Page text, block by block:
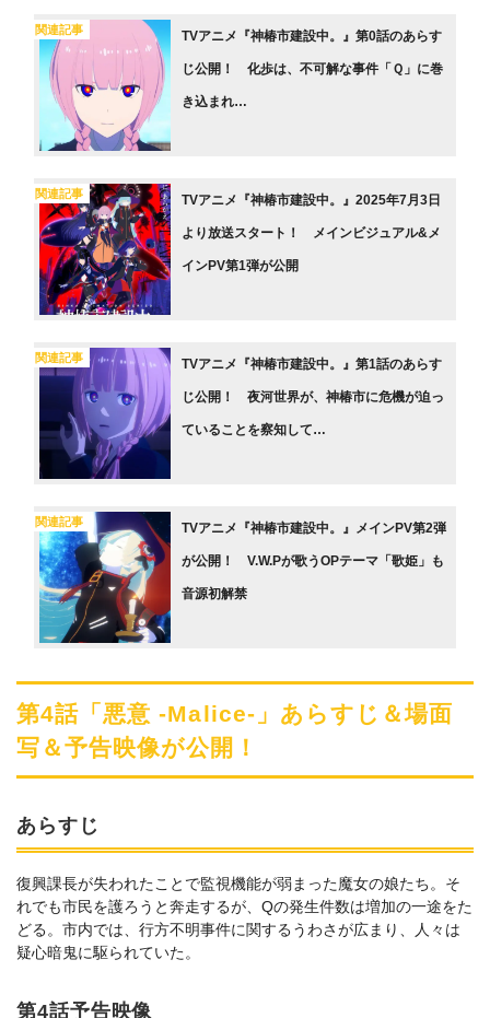
関連記事 TVアニメ『神椿市建設中。』第0話のあらす
じ公開！ 化歩は、不可解な事件「Ｑ」に巻
き込まれ…
関連記事 TVアニメ『神椿市建設中。』2025年7月3日
より放送スタート！ メインビジュアル&メ
インPV第1弾が公開
関連記事 TVアニメ『神椿市建設中。』第1話のあらす
じ公開！ 夜河世界が、神椿市に危機が迫っ
ていることを察知して…
関連記事 TVアニメ『神椿市建設中。』メインPV第2弾
が公開！ V.W.Pが歌うOPテーマ「歌姫」も
音源初解禁
第4話「悪意 -Malice-」あらすじ＆場面
写＆予告映像が公開！
あらすじ
復興課長が失われたことで監視機能が弱まった魔女の娘たち。そ
れでも市民を護ろうと奔走するが、Qの発生件数は増加の一途をた
どる。市内では、行方不明事件に関するうわさが広まり、人々は
疑心暗鬼に駆られていた。
第4話予告映像